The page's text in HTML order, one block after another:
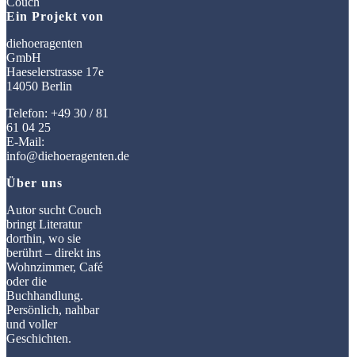
Ein Projekt von
diehoeragenten
GmbH
Haeselerstrasse 17e
14050 Berlin
Telefon: +49 30 / 81
61 04 25
E-Mail:
info@diehoeragenten.de
Über uns
Autor sucht Couch
bringt Literatur
dorthin, wo sie
berührt – direkt ins
Wohnzimmer, Café
oder die
Buchhandlung.
Persönlich, nahbar
und voller
Geschichten.